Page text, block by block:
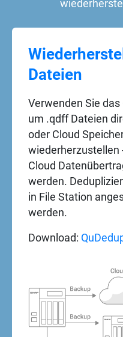
Dateien
Verwenden Sie das
um .qdff Dateien
oder Cloud
wiederherzustellen
Cloud
werden.
in File Station
werden.
Download: